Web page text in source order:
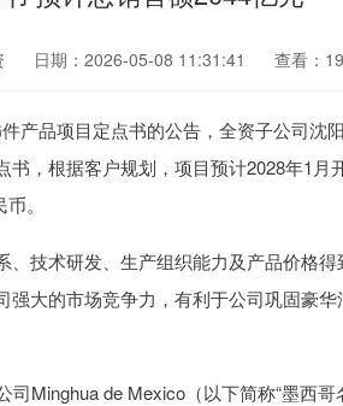
日期：2026-05-08 11:31:41 查看：
产品项目定点书的公告，全资子公司沈
，根据客户规划，项目预计2028年1月
。
技术研发、生产组织能力及产品价格
大的市场竞争力，有利于公司巩固豪华
Minghua de Mexico（以下简称“墨西哥